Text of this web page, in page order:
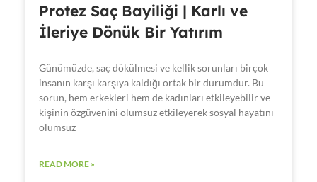
Protez Saç Bayiliği | Karlı ve
İleriye Dönük Bir Yatırım
Günümüzde, saç dökülmesi ve kellik sorunları birçok
insanın karşı karşıya kaldığı ortak bir durumdur. Bu
sorun, hem erkekleri hem de kadınları etkileyebilir ve
kişinin özgüvenini olumsuz etkileyerek sosyal hayatını
olumsuz
READ MORE »